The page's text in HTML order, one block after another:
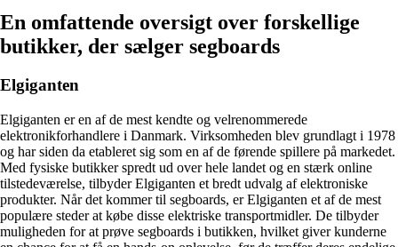
En omfattende oversigt over forskellige
butikker, der sælger segboards
Elgiganten
Elgiganten er en af ​​de mest kendte og velrenommerede
elektronikforhandlere i Danmark. Virksomheden blev grundlagt i 1978
og har siden da etableret sig som en af ​​de førende spillere på markedet.
Med fysiske butikker spredt ud over hele landet og en stærk online
tilstedeværelse, tilbyder Elgiganten et bredt udvalg af elektroniske
produkter. Når det kommer til segboards, er Elgiganten et af de mest
populære steder at købe disse elektriske transportmidler. De tilbyder
muligheden for at prøve segboards i butikken, hvilket giver kunderne